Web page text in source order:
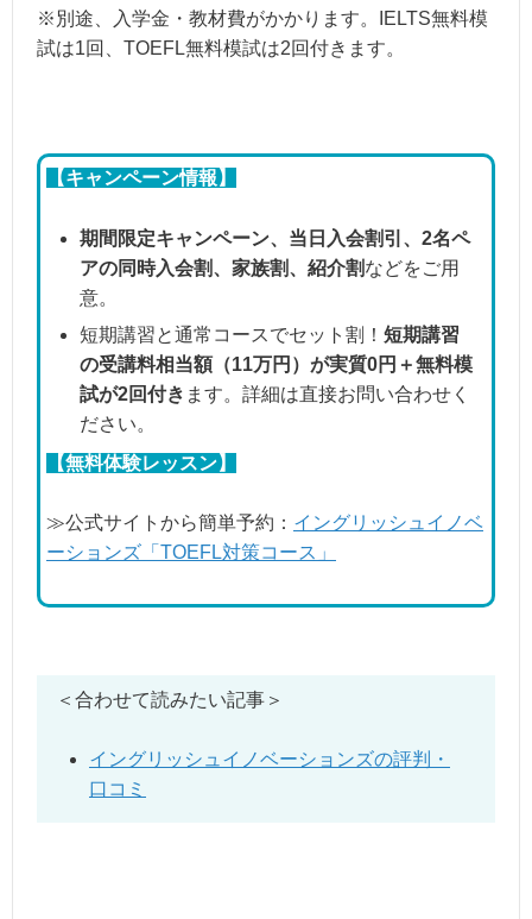
※別途、入学金・教材費がかかります。IELTS無料模
試は1回、TOEFL無料模試は2回付きます。
【キャンペーン情報】
期間限定キャンペーン、当日入会割引、2名ペ
アの同時入会割、家族割、紹介割などをご用
意。
短期講習と通常コースでセット割！ 短期講習
の受講料相当額（11万円）が実質0円＋無料模
試が2回付き ます。詳細は直接お問い合わせく
ださい。
【無料体験レッスン】
≫公式サイトから簡単予約： イングリッシュイノベ
ーションズ「TOEFL対策コース」
＜合わせて読みたい記事＞
イングリッシュイノベーションズの評判・
口コミ